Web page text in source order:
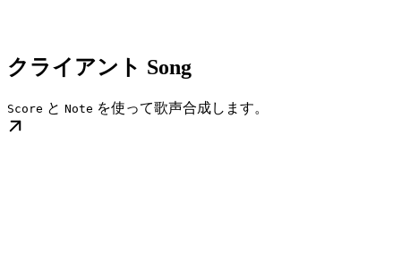
クライアント Song
Score と Note を使って歌声合成します。